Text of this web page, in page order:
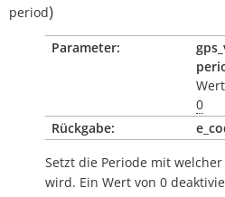
period)
Parameter:
0
Rückgabe:
Setzt die Periode mit
wird. Ein Wert von 0